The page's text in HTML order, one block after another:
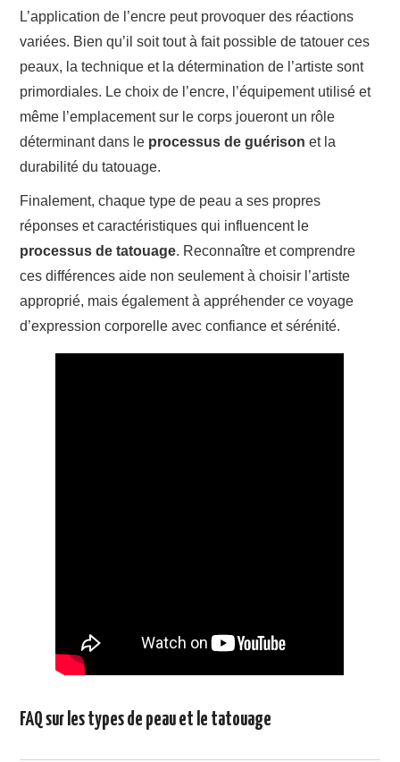
L’application de l’encre peut provoquer des réactions
variées. Bien qu’il soit tout à fait possible de tatouer ces
peaux, la technique et la détermination de l’artiste sont
primordiales. Le choix de l’encre, l’équipement utilisé et
même l’emplacement sur le corps joueront un rôle
déterminant dans le processus de guérison et la
durabilité du tatouage.
Finalement, chaque type de peau a ses propres
réponses et caractéristiques qui influencent le
processus de tatouage. Reconnaître et comprendre
ces différences aide non seulement à choisir l’artiste
approprié, mais également à appréhender ce voyage
d’expression corporelle avec confiance et sérénité.
FAQ sur les types de peau et le tatouage